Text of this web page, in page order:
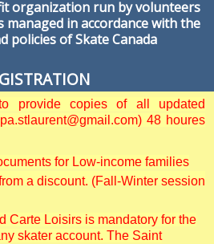
organization run by volunteers
managed in accordance with the
policies of Skate Canada
provide copies of all updated
48 houres
for Low-income families
a discount. (Fall-Winter session
Carte Loisirs is mandatory for the
skater account. The Saint